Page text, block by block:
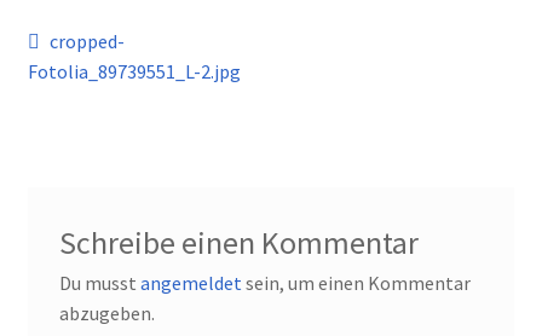
Beitragsnavigation
Vorheriger
Beitrag:
cropped-
Fotolia_89739551_L-2.jpg
Schreibe einen Kommentar
Du musst angemeldetsein, um einen Kommentar
abzugeben.